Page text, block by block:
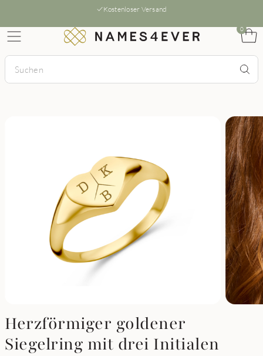
Kostenloser Versand
0
Herzförmiger goldener
Siegelring mit drei Initialen